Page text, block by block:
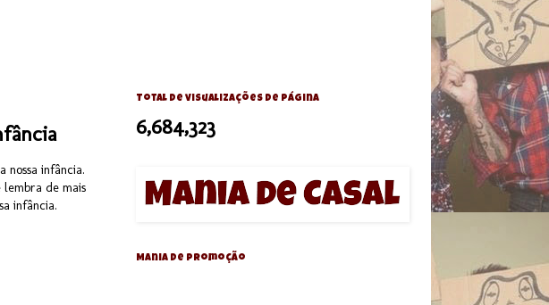
nossa infância.
lembra de mais
infância.
Total de visualizações de página
6,684,323
Mania de Promoção